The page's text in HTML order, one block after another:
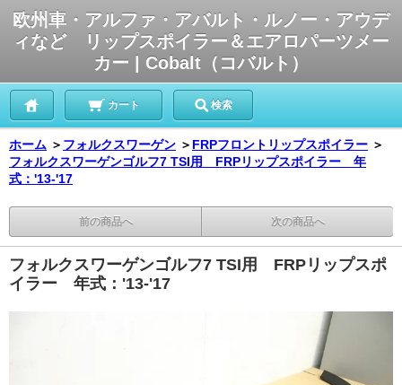
欧州車・アルファ・アバルト・ルノー・アウデ
ィなど リップスポイラー＆エアロパーツメー
カー | Cobalt（コバルト）
カート 検索
ホーム ＞ フォルクスワーゲン ＞ FRPフロントリップスポイラー ＞
フォルクスワーゲンゴルフ7 TSI用 FRPリップスポイラー 年
式：'13-'17
前の商品へ 次の商品へ
フォルクスワーゲンゴルフ7 TSI用 FRPリップスポ
イラー 年式：'13-'17